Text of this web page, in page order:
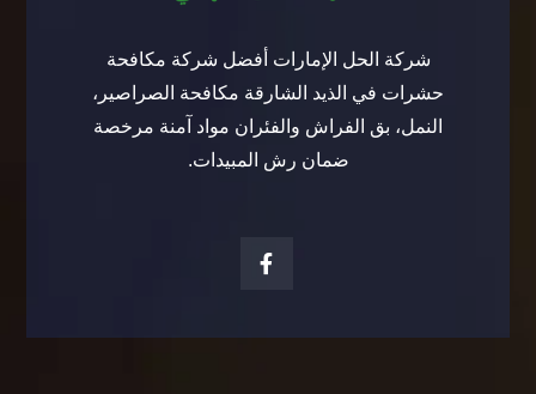
شركة الحل الإمارات أفضل شركة مكافحة
حشرات في الذيد الشارقة مكافحة الصراصير،
النمل، بق الفراش والفئران مواد آمنة مرخصة
ضمان رش المبيدات.